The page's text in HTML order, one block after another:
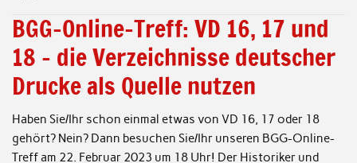
BGG-Online-Treff: VD 16, 17 und
18 – die Verzeichnisse deutscher
Drucke als Quelle nutzen
Haben Sie/Ihr schon einmal etwas von VD 16, 17 oder 18
gehört? Nein? Dann besuchen Sie/Ihr unseren BGG-Online-
Treff am 22. Februar 2023 um 18 Uhr! Der Historiker und